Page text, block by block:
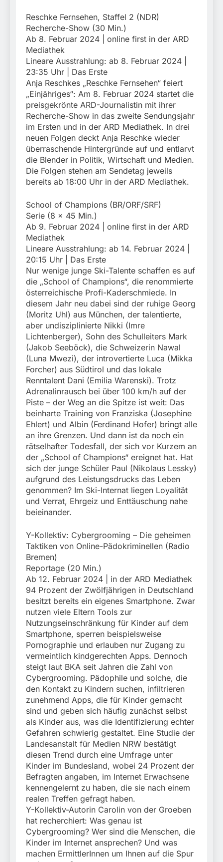
Reschke Fernsehen, Staffel 2 (NDR)
Recherche-Show (30 Min.)
Ab 8. Februar 2024 | online first in der ARD
Mediathek
Lineare Ausstrahlung: ab 8. Februar 2024 |
23:35 Uhr | Das Erste
Anja Reschkes „Reschke Fernsehen“ feiert
„Einjähriges“: Am 8. Februar 2024 startet die
preisgekrönte ARD-Journalistin mit ihrer
Recherche-Show in das zweite Sendungsjahr
im Ersten und in der ARD Mediathek. In drei
neuen Folgen deckt Anja Reschke wieder
überraschende Hintergründe auf und entlarvt
die Blender in Politik, Wirtschaft und Medien.
Die Folgen stehen am Sendetag jeweils
bereits ab 18:00 Uhr in der ARD Mediathek.
School of Champions (BR/ORF/SRF)
Serie (8 x 45 Min.)
Ab 9. Februar 2024 | online first in der ARD
Mediathek
Lineare Ausstrahlung: ab 14. Februar 2024 |
20:15 Uhr | Das Erste
Nur wenige junge Ski-Talente schaffen es auf
die „School of Champions“, die renommierte
österreichische Profi-Kaderschmiede. In
diesem Jahr neu dabei sind der ruhige Georg
(Moritz Uhl) aus München, der talentierte,
aber undisziplinierte Nikki (Imre
Lichtenberger), Sohn des Schulleiters Mark
(Jakob Seeböck), die Schweizerin Nawal
(Luna Mwezi), der introvertierte Luca (Mikka
Forcher) aus Südtirol und das lokale
Renntalent Dani (Emilia Warenski). Trotz
Adrenalinrausch bei über 100 km/h auf der
Piste – der Weg an die Spitze ist weit: Das
beinharte Training von Franziska (Josephine
Ehlert) und Albin (Ferdinand Hofer) bringt alle
an ihre Grenzen. Und dann ist da noch ein
rätselhafter Todesfall, der sich vor Kurzem an
der „School of Champions“ ereignet hat. Hat
sich der junge Schüler Paul (Nikolaus Lessky)
aufgrund des Leistungsdrucks das Leben
genommen? Im Ski-Internat liegen Loyalität
und Verrat, Ehrgeiz und Enttäuschung nahe
beieinander.
Y-Kollektiv: Cybergrooming – Die geheimen
Taktiken von Online-Pädokriminellen (Radio
Bremen)
Reportage (20 Min.)
Ab 12. Februar 2024 | in der ARD Mediathek
94 Prozent der Zwölfjährigen in Deutschland
besitzt bereits ein eigenes Smartphone. Zwar
nutzen viele Eltern Tools zur
Nutzungseinschränkung für Kinder auf dem
Smartphone, sperren beispielsweise
Pornographie und erlauben nur Zugang zu
vermeintlich kindgerechten Apps. Dennoch
steigt laut BKA seit Jahren die Zahl von
Cybergrooming. Pädophile und solche, die
den Kontakt zu Kindern suchen, infiltrieren
zunehmend Apps, die für Kinder gemacht
sind und geben sich häufig zunächst selbst
als Kinder aus, was die Identifizierung echter
Gefahren schwierig gestaltet. Eine Studie der
Landesanstalt für Medien NRW bestätigt
diesen Trend durch eine Umfrage unter
Kinder im Bundesland, wobei 24 Prozent der
Befragten angaben, im Internet Erwachsene
kennengelernt zu haben, die sie nach einem
realen Treffen gefragt haben.
Y-Kollektiv-Autorin Carolin von der Groeben
hat recherchiert: Was genau ist
Cybergrooming? Wer sind die Menschen, die
Kinder im Internet ansprechen? Und was
machen ErmittlerInnen um Ihnen auf die Spur